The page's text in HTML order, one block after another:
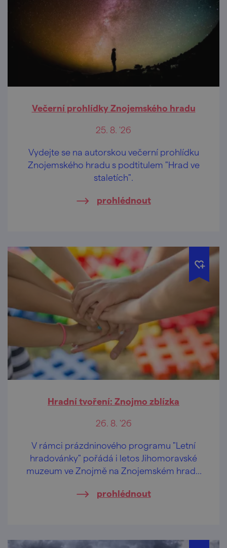
Večerní prohlídky Znojemského hradu
25. 8. '26
Vydejte se na autorskou večerní prohlídku
Znojemského hradu s podtitulem "Hrad ve
staletích".
prohlédnout
Hradní tvoření: Znojmo zblízka
26. 8. '26
V rámci prázdninového programu "Letní
hradovánky" pořádá i letos Jihomoravské
muzeum ve Znojmě na Znojemském hradě
jejich pra/rodiče.
prohlédnout